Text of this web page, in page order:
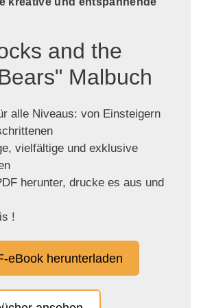
and the
Malbuch
alle Niveaus: von Einsteigern
vielfältige und exklusive
herunter, drucke es aus und
!
eBook herunterladen